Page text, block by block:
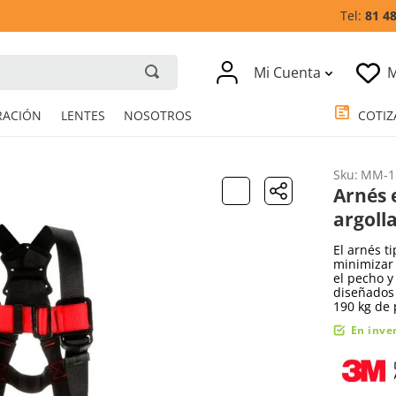
81
Mi Cuenta
Sku: MM-
Arnés
El arnés
minimizar
el pecho
190 kg de
En